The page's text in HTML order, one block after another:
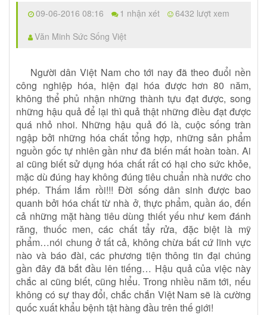
09-06-2016 08:16 1 nhận xét
6432 lượt xem
Văn Minh Sức Sống Việt
Người dân Việt Nam cho tới nay đã theo đuổi nền
công nghiệp hóa, hiện đại hóa được hơn 80 năm,
không thể phủ nhận những thành tựu đạt được, song
những hậu quả để lại thì quả thật những điều đạt được
quá nhỏ nhoi. Những hậu quả đó là, cuộc sống tràn
ngập bởi những hóa chất tổng hợp, những sản phẩm
nguồn gốc tự nhiên gần như đã biến mất hoàn toàn. Ai
ai cũng biết sử dụng hóa chất rất có hại cho sức khỏe,
mặc dù đúng hay không đúng tiêu chuẩn nhà nước cho
phép. Thấm lắm rồi!!! Đời sống dân sinh được bao
quanh bởi hóa chất từ nhà ở, thực phẩm, quần áo, đến
cả những mặt hàng tiêu dùng thiết yếu như kem đánh
răng, thuốc men, các chất tẩy rửa, đặc biệt là mỹ
phẩm…nói chung ở tất cả, không chừa bất cứ lĩnh vực
nào và báo đài, các phương tiện thông tin đại chúng
gần đây đã bắt đầu lên tiếng… Hậu quả của việc này
chắc ai cũng biết, cũng hiểu. Trong nhiều năm tới, nếu
không có sự thay đổi, chắc chắn Việt Nam sẽ là cường
quốc xuất khẩu bệnh tật hàng đầu trên thế giới!